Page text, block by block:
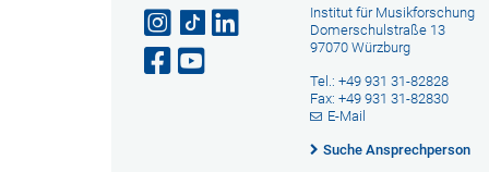
Institut für Musikforschung
Domerschulstraße 13
97070 Würzburg
Tel.: +49 931 31-82828
Fax: +49 931 31-82830
E-Mail
Suche Ansprechperson